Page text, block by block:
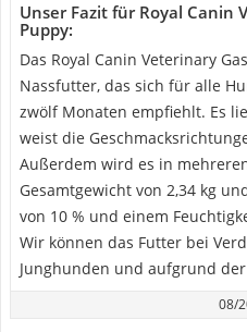
Unser Fazit für Royal Canin
Puppy:
Das Royal Canin Veterinary
Nassfutter, das sich für alle
zwölf Monaten empfiehlt. Es
weist die
Außerdem wird es in
Gesamtgewicht von 2,34 kg
von 10 % und einem
Wir können das Futter bei
Junghunden und aufgrund
08/